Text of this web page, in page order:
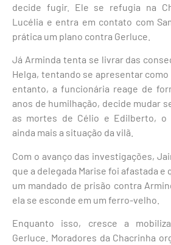
decide fugir. Ele se refugia na
Lucélia e entra em contato com
prática um plano contra Gerluce.
Já Arminda tenta se livrar das
Helga, tentando se apresentar
entanto, a funcionária reage de
anos de humilhação, decide mudar
as mortes de Célio e Edilberto, o
ainda mais a situação da vilã.
Com o avanço das investigações,
que a delegada Marise foi afastada e
um mandado de prisão contra
ela se esconde em um ferro-velho.
Enquanto isso, cresce a
Gerluce. Moradores da Chacrinha